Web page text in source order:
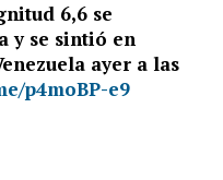
6,6 se
y se sintió en
ayer a las
p4moBP-e9